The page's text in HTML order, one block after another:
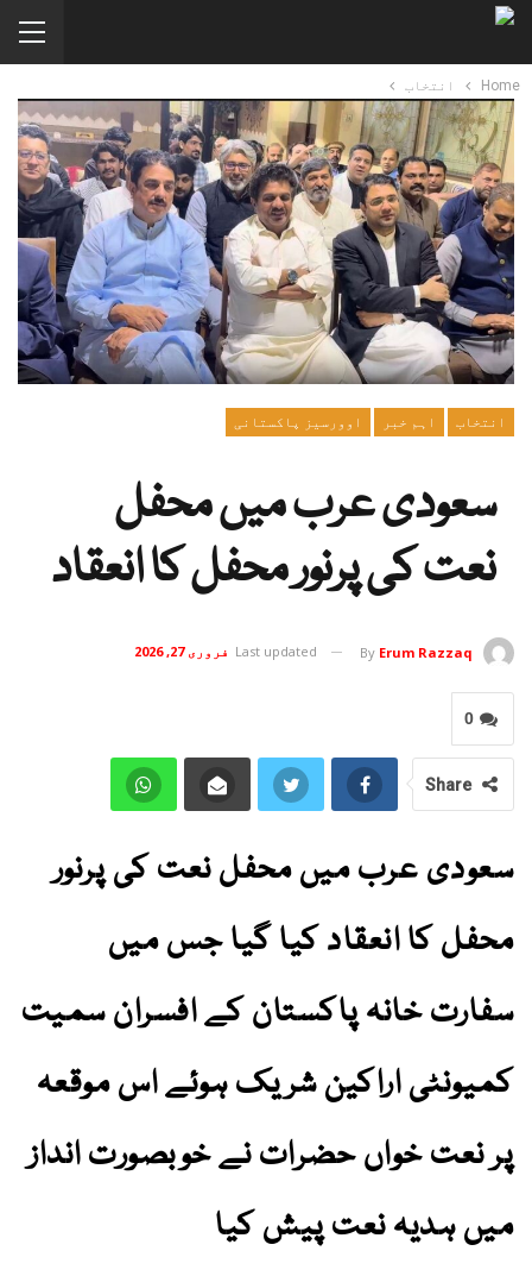
Home انتخاب
انتخاب اہم خبر اوورسیز پاکستانی
سعودی عرب میں محفل
نعت کی پرنور محفل کا انعقاد
By Erum Razzaq
Last updated فروری 27, 2026
0
Share
سعودی عرب میں محفل نعت کی پرنور
محفل کا انعقاد کیا گیا جس میں
سفارت خانہ پاکستان کے افسران سمیت
کمیونٹی اراکین شریک ہوئے اس موقعہ
پر نعت خواں حضرات نے خوبصورت انداز
میں ہدیہ نعت پیش کیا